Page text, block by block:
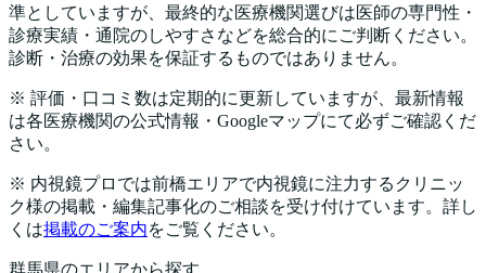
準としていますが、最終的な医療機関選びは医師の専門性・
診療実績・通院のしやすさなどを総合的にご判断ください。
診断・治療の効果を保証するものではありません。
※ 評価・口コミ数は定期的に更新していますが、最新情報
は各医療機関の公式情報・Googleマップにて必ずご確認くだ
さい。
※ 内視鏡プロでは前橋エリアで内視鏡に注力するクリニッ
ク様の掲載・編集記事化のご相談を受け付けています。詳し
くは掲載のご案内をご覧ください。
群馬県のエリアから探す